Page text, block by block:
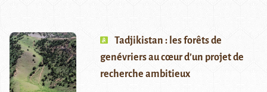
Tadjikistan : les forêts de
genévriers au cœur d’un projet de
recherche ambitieux